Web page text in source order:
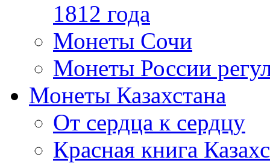
1812 года
Монеты Сочи
Монеты России
Монеты Казахстана
От сердца к сердцу
Красная книга